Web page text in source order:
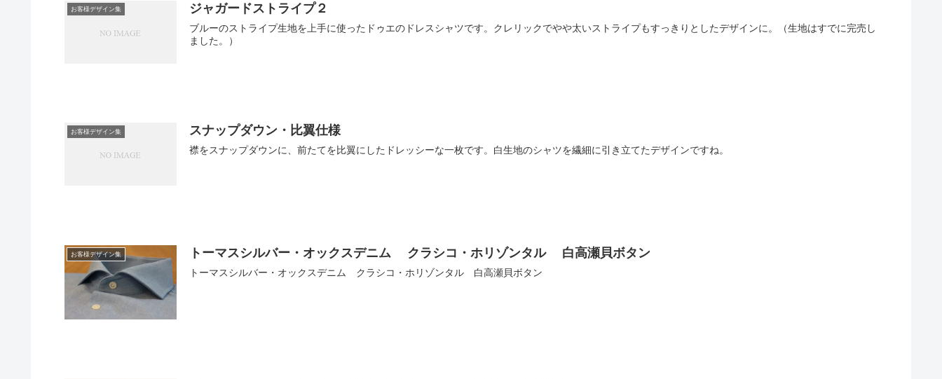
お客様デザイン集 ジャガードストライプ２
ブルーのストライプ生地を上手に使ったドゥエのドレスシャツです。クレリックでやや太いストライプもすっきりとしたデザインに。（生地はすでに完売し
ました。）
お客様デザイン集 スナップダウン・比翼仕様
襟をスナップダウンに、前たてを比翼にしたドレッシーな一枚です。白生地のシャツを繊細に引き立てたデザインですね。
お客様デザイン集 トーマスシルバー・オックスデニム クラシコ・ホリゾンタル 白高瀬貝ボタン
トーマスシルバー・オックスデニム クラシコ・ホリゾンタル 白高瀬貝ボタン